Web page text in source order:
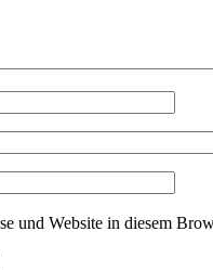
und Website in diesem